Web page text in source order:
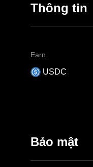
Thông tin
Earn
USDC
Bảo mật